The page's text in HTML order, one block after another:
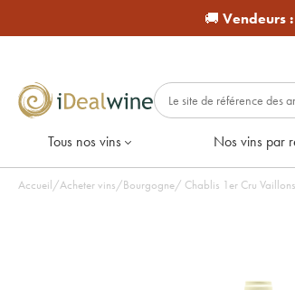
🚚 Vendeurs :
Tous nos vins Nos vins par
Accueil/Acheter vins/Bourgogne/